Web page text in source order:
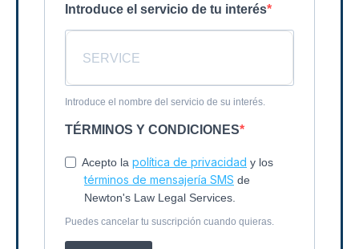
Introduce el servicio de tu interés
Introduce el nombre del servicio de su interés.
TÉRMINOS Y CONDICIONES
Acepto la política de privacidad y los
términos de mensajería SMS de
Newton's Law Legal Services.
Puedes cancelar tu suscripción cuando quieras.